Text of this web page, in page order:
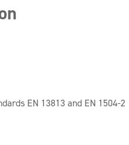
EN 13813 and EN 1504-2